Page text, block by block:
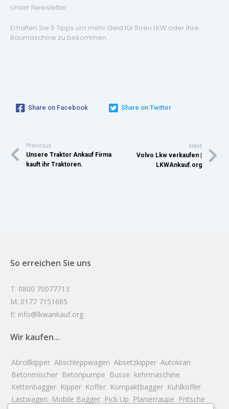
Unser Newsletter
Erhalten Sie 5 Tipps um mehr Geld für Ihren LKW oder Ihre
Baumaschine zu bekommen.
Share on Facebook Share on Twitter
Previous
Unsere Traktor Ankauf Firma
kauft ihr Traktoren.
Next
Volvo Lkw verkaufen |
LKWAnkauf.org
So erreichen Sie uns
T: 0800 70077713
M: 0177 7151665
E: info@lkwankauf.org
Wir kaufen...
Abrollkipper Abschleppwagen Absetzkipper Autokran
Betonmischer Betonpumpe Busse kehrmaschine
Kettenbagger Kipper Koffer Kompaktbagger Kuhlkoffer
Lastwagen Mobile Bagger Pick Up Planierraupe Pritsche